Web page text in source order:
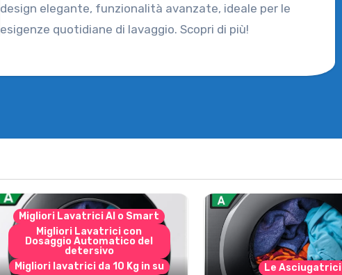
design elegante, funzionalità avanzate, ideale per le
esigenze quotidiane di lavaggio. Scopri di più!
Migliori Lavatrici AI o Smart
Migliori Lavatrici con
Dosaggio Automatico del
detersivo
Migliori lavatrici da 10 Kg in su
Le Asciugatrici